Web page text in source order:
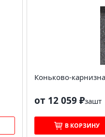
Коньково-
от 12 059 ₽зашт
В КОРЗИНУ